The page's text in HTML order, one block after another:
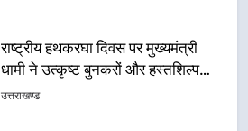
राष्ट्रीय हथकरघा दिवस पर मुख्यमंत्री
धामी ने उत्कृष्ट बुनकरों और हस्तशिल्प
कारीगरों को किया सम्मानित
उत्तराखण्ड